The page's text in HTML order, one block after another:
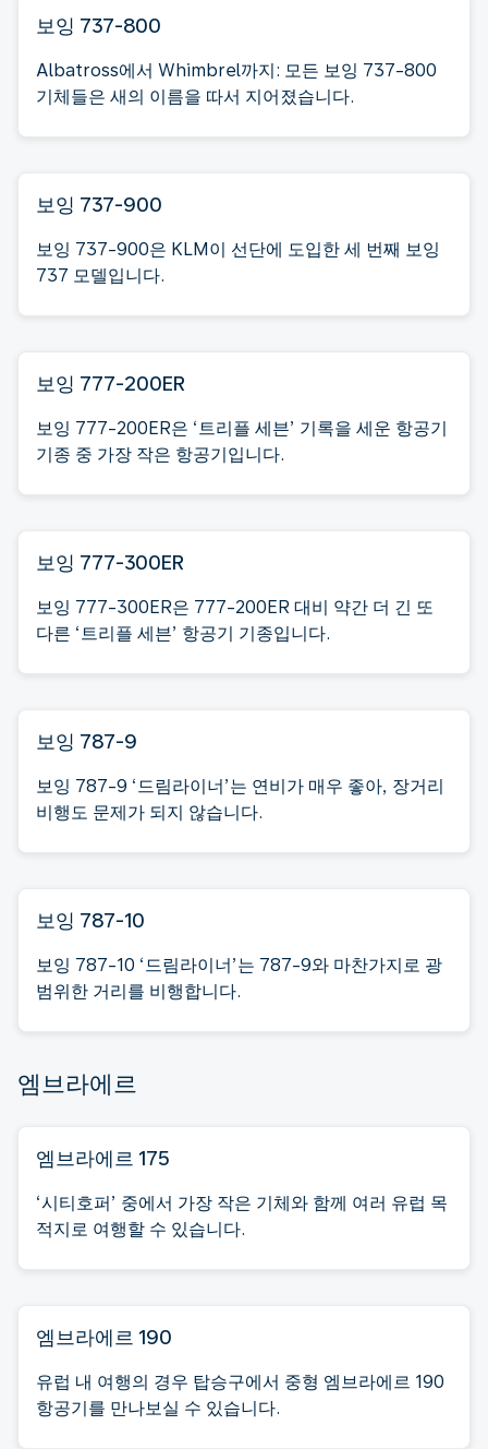
보잉 737-800
Albatross에서 Whimbrel까지: 모든 보잉 737-800
기체들은 새의 이름을 따서 지어졌습니다.
보잉 737-900
보잉 737-900은 KLM이 선단에 도입한 세 번째 보잉
737 모델입니다.
보잉 777-200ER
보잉 777-200ER은 ‘트리플 세븐’ 기록을 세운 항공기
기종 중 가장 작은 항공기입니다.
보잉 777-300ER
보잉 777-300ER은 777-200ER 대비 약간 더 긴 또
다른 ‘트리플 세븐’ 항공기 기종입니다.
보잉 787-9
보잉 787-9 ‘드림라이너’는 연비가 매우 좋아, 장거리
비행도 문제가 되지 않습니다.
보잉 787-10
보잉 787-10 ‘드림라이너’는 787-9와 마찬가지로 광
범위한 거리를 비행합니다.
엠브라에르
엠브라에르 175
‘시티호퍼’ 중에서 가장 작은 기체와 함께 여러 유럽 목
적지로 여행할 수 있습니다.
엠브라에르 190
유럽 내 여행의 경우 탑승구에서 중형 엠브라에르 190
항공기를 만나보실 수 있습니다.